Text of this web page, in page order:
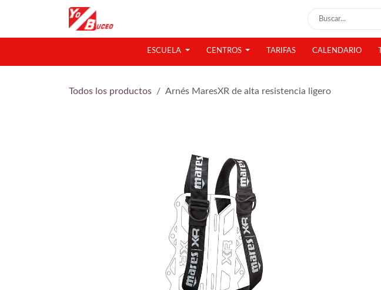
ESCUELA CENTROS TARIFAS CALENDARIO
Todos los productos Arnés MaresXR de alta resistencia ligero